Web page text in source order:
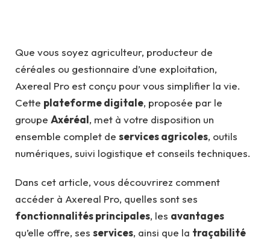
Que vous soyez agriculteur, producteur de
céréales ou gestionnaire d’une exploitation,
Axereal Pro est conçu pour vous simplifier la vie.
Cette plateforme digitale, proposée par le
groupe Axéréal, met à votre disposition un
ensemble complet de services agricoles, outils
numériques, suivi logistique et conseils techniques.
Dans cet article, vous découvrirez comment
accéder à Axereal Pro, quelles sont ses
fonctionnalités principales, les avantages
qu’elle offre, ses services, ainsi que la traçabilité